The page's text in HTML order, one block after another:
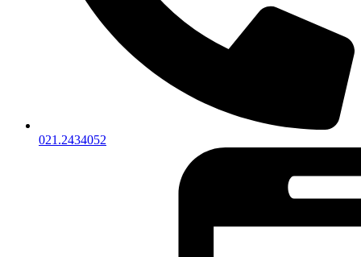
021.2434052